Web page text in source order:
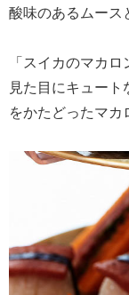
酸味のあるムース
「スイカのマカロ
見た目にキュー
をかたどったマカ